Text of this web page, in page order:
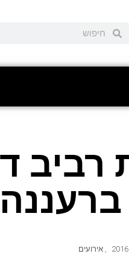
, אירועים